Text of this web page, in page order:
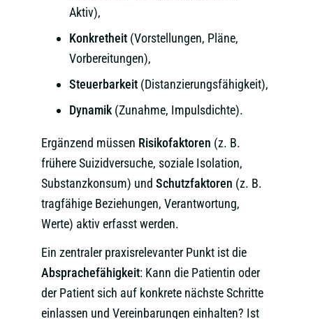
Aktiv),
Konkretheit(Vorstellungen, Pläne,
Vorbereitungen),
Steuerbarkeit(Distanzierungsfähigkeit),
Dynamik(Zunahme, Impulsdichte).
Ergänzend müssen Risikofaktoren (z. B.
frühere Suizidversuche, soziale Isolation,
Substanzkonsum) und Schutzfaktoren (z. B.
tragfähige Beziehungen, Verantwortung,
Werte) aktiv erfasst werden.
Ein zentraler praxisrelevanter Punkt ist die
Absprachefähigkeit: Kann die Patientin oder
der Patient sich auf konkrete nächste Schritte
einlassen und Vereinbarungen einhalten? Ist